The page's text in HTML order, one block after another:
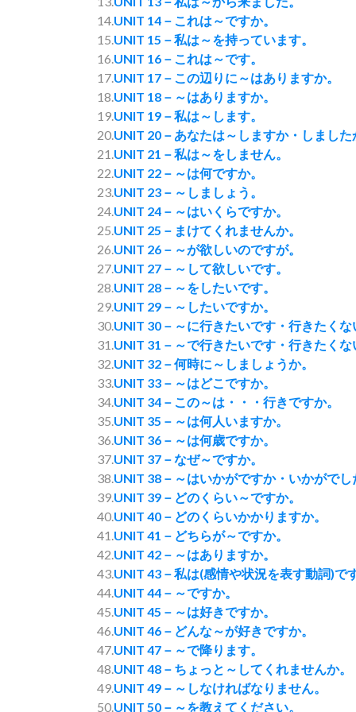
14.UNIT 14－これは～ですか。
15.UNIT 15－私は～を持っています。
16.UNIT 16－これは～です。
17.UNIT 17－この辺りに～はありますか。
18.UNIT 18－～はありますか。
19.UNIT 19－私は～します。
20.UNIT 20－あなたは～しますか・しました
21.UNIT 21－私は～をしません。
22.UNIT 22－～は何ですか。
23.UNIT 23－～しましょう。
24.UNIT 24－～はいくらですか。
25.UNIT 25－まけてくれませんか。
26.UNIT 26－～が欲しいのですが。
27.UNIT 27－～して欲しいです。
28.UNIT 28－～をしたいです。
29.UNIT 29－～したいですか。
30.UNIT 30－～に行きたいです・行きたくな
31.UNIT 31－～で行きたいです・行きたくな
32.UNIT 32－何時に～しましょうか。
33.UNIT 33－～はどこですか。
34.UNIT 34－この～は・・・行きですか。
35.UNIT 35－～は何人いますか。
36.UNIT 36－～は何歳ですか。
37.UNIT 37－なぜ～ですか。
38.UNIT 38－～はいかがですか・いかがでし
39.UNIT 39－どのくらい～ですか。
40.UNIT 40－どのくらいかかりますか。
41.UNIT 41－どちらが～ですか。
42.UNIT 42－～はありますか。
43.UNIT 43－私は(感情や状況を表す動詞)です
44.UNIT 44－～ですか。
45.UNIT 45－～は好きですか。
46.UNIT 46－どんな～が好きですか。
47.UNIT 47－～で降ります。
48.UNIT 48－ちょっと～してくれませんか。
49.UNIT 49－～しなければなりません。
50.UNIT 50－～を教えてください。